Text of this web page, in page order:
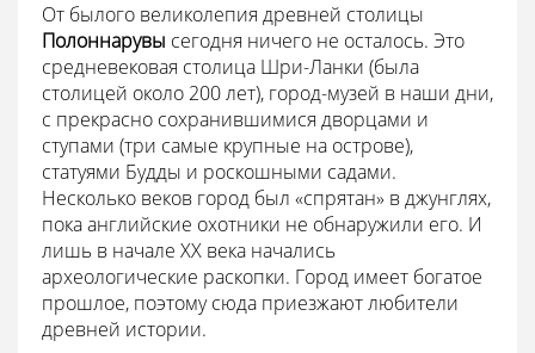
От былого великолепия древней столицы
Полоннарувы сегодня ничего не осталось. Это
средневековая столица Шри-Ланки (была
столицей около 200 лет), город-музей в наши дни,
с прекрасно сохранившимися дворцами и
ступами (три самые крупные на острове),
статуями Будды и роскошными садами.
Несколько веков город был «спрятан» в джунглях,
пока английские охотники не обнаружили его. И
лишь в начале XX века начались
археологические раскопки. Город имеет богатое
прошлое, поэтому сюда приезжают любители
древней истории.